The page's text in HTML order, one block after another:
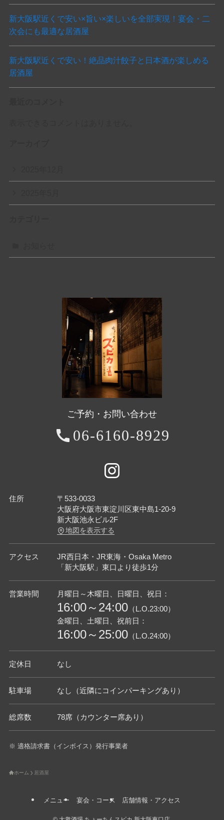
新大阪駅近くで安い×旨い×楽しいを全部実現！宴会・二
次会にも最適な居酒屋
新大阪駅近くで安い！絶品肉汁餃子と日本酒が楽しめる
居酒屋
ご予約・お問い合わせ
06-6160-8929
住所
〒533-0033
大阪府大阪市東淀川区東中島1-20-9
新大阪池永ビル2F
地図を表示する
アクセス
JR西日本・JR東海・Osaka Metro
「新大阪駅」東口より徒歩1分
営業時間 月曜日～木曜日、日曜日、祝日：
16:00～24:00（L.O.23:00）
金曜日、土曜日、祝前日：
16:00～25:00（L.O.24:00）
定休日 なし
駐車場 なし（近隣にコインパーキングあり）
総席数 78席（カウンター席あり）
※ 適格請求書（インボイス）発行事業者
ホーム 居酒屋
メニュー 宴会・コース 店舗情報・アクセス